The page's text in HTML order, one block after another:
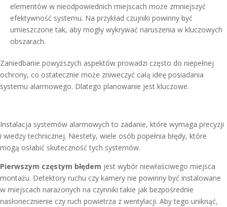
elementów w nieodpowiednich miejscach może zmniejszyć
efektywność systemu. Na przykład czujniki powinny być
umieszczone tak, aby mogły wykrywać naruszenia w kluczowych
obszarach.
Zaniedbanie powyższych aspektów prowadzi często do niepełnej
ochrony, co ostatecznie może zniweczyć całą ideę posiadania
systemu alarmowego. Dlatego planowanie jest kluczowe.
Instalacja systemów alarmowych to zadanie, które wymaga precyzji
i wiedzy technicznej. Niestety, wiele osób popełnia błędy, które
mogą osłabić skuteczność tych systemów.
Pierwszym częstym błędem jest wybór niewłaściwego miejsca
montażu. Detektory ruchu czy kamery nie powinny być instalowane
w miejscach narażonych na czynniki takie jak bezpośrednie
nasłonecznienie czy ruch powietrza z wentylacji. Aby tego uniknąć,